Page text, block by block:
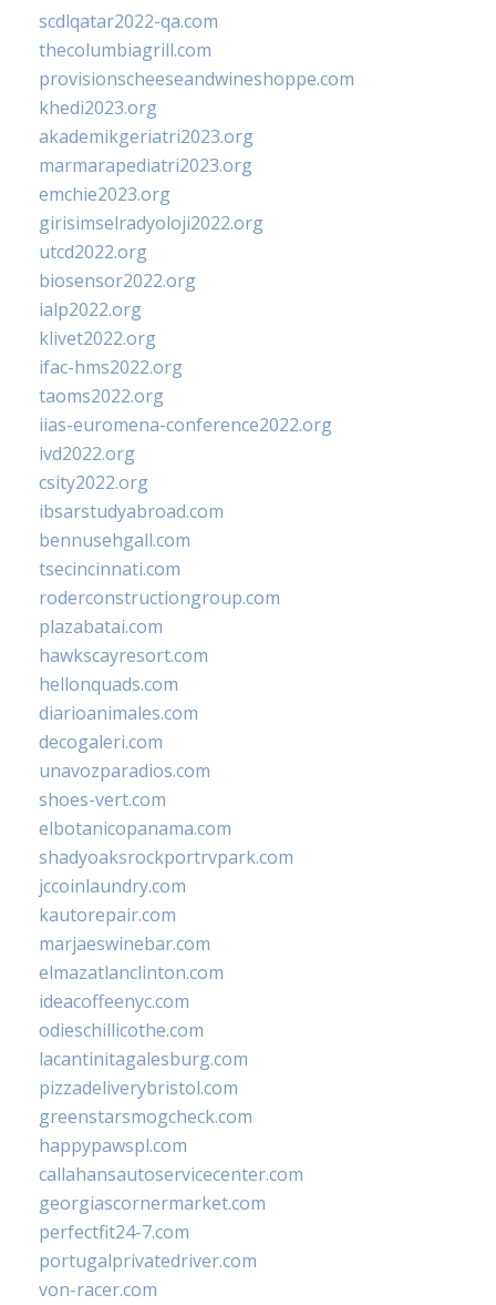
scdlqatar2022-qa.com
thecolumbiagrill.com
provisionscheeseandwineshoppe.com
khedi2023.org
akademikgeriatri2023.org
marmarapediatri2023.org
emchie2023.org
girisimselradyoloji2022.org
utcd2022.org
biosensor2022.org
ialp2022.org
klivet2022.org
ifac-hms2022.org
taoms2022.org
iias-euromena-conference2022.org
ivd2022.org
csity2022.org
ibsarstudyabroad.com
bennusehgall.com
tsecincinnati.com
roderconstructiongroup.com
plazabatai.com
hawkscayresort.com
hellonquads.com
diarioanimales.com
decogaleri.com
unavozparadios.com
shoes-vert.com
elbotanicopanama.com
shadyoaksrockportrvpark.com
jccoinlaundry.com
kautorepair.com
marjaeswinebar.com
elmazatlanclinton.com
ideacoffeenyc.com
odieschillicothe.com
lacantinitagalesburg.com
pizzadeliverybristol.com
greenstarsmogcheck.com
happypawspl.com
callahansautoservicecenter.com
georgiascornermarket.com
perfectfit24-7.com
portugalprivatedriver.com
von-racer.com